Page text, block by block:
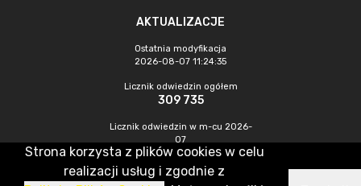
AKTUALIZACJE
Ostatnia modyfikacja
2026-08-07 11:24:35
Licznik odwiedzin ogółem
309 735
Licznik odwiedzin w m-cu 2026-
07
433
Strona korzysta z plików cookies w celu
realizacji usług i zgodnie z